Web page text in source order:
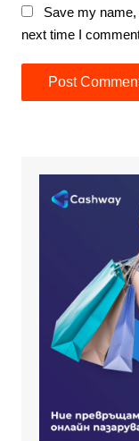
Save my
next time I